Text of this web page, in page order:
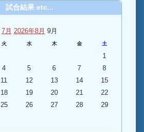
試合結果 etc...
7月 2026年8月 9月
火 水 木 金 土
1
4 5 6 7
8
11 12 13 14
15
18 19 20 21
22
25 26 27 28
29